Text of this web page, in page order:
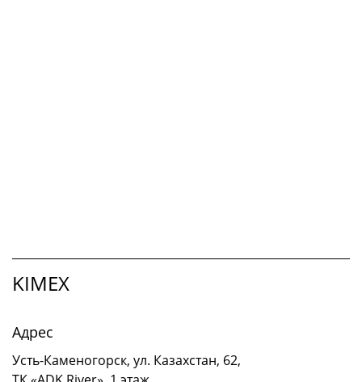
KIMEX
Адрес
Усть-Каменогорск, ул. Казахстан, 62,